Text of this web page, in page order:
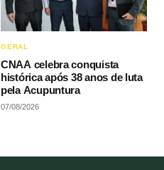
GERAL
CNAA celebra conquista
histórica após 38 anos de luta
pela Acupuntura
07/08/2026